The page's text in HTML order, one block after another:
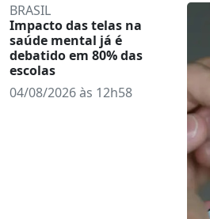
BRASIL
Impacto das telas na
saúde mental já é
debatido em 80% das
escolas
04/08/2026 às 12h58